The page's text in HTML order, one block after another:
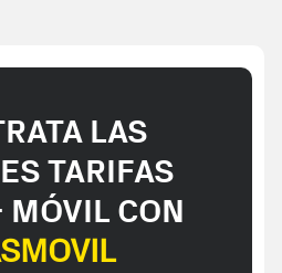
LAS
TARIFAS
MÓVIL CON